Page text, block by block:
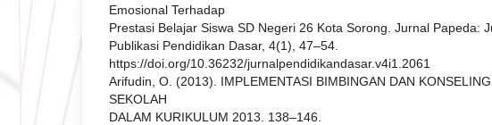
Emosional Terhadap
Prestasi Belajar Siswa SD Negeri 26 Kota Sorong. Jurnal Papeda:
Publikasi Pendidikan Dasar, 4(1), 47–54.
https://doi.org/10.36232/jurnalpendidikandasar.v4i1.2061
Arifudin, O. (2013). IMPLEMENTASI BIMBINGAN DAN
SEKOLAH
DALAM KURIKULUM 2013. 138–146.